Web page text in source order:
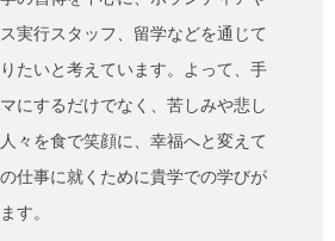
実行スタッフ、留学などを通じて
たいと考えています。よって、手
にするだけでなく、苦しみや悲し
々を食で笑顔に、幸福へと変えて
仕事に就くために貴学での学びが
す。